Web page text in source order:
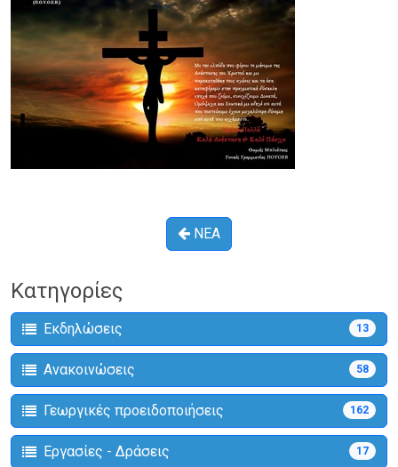
ΝΕΑ
Κατηγορίες
Εκδηλώσεις 13
Ανακοινώσεις 58
Γεωργικές προειδοποιήσεις 162
Εργασίες - Δράσεις 17